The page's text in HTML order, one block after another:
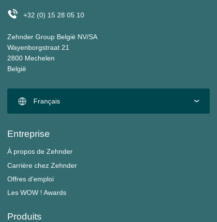
+32 (0) 15 28 05 10
Zehnder Group België NV/SA
Wayenborgstraat 21
2800 Mechelen
België
Français
Entreprise
À propos de Zehnder
Carrière chez Zehnder
Offres d'emploi
Les WOW ! Awards
Produits